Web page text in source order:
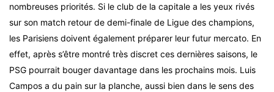
nombreuses priorités. Si le club de la capitale a les yeux rivés
sur son match retour de demi-finale de Ligue des champions,
les Parisiens doivent également préparer leur futur mercato. En
effet, après s’être montré très discret ces dernières saisons, le
PSG pourrait bouger davantage dans les prochains mois. Luis
Campos a du pain sur la planche, aussi bien dans le sens des